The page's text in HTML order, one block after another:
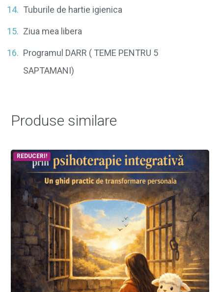
Tuburile de hartie igienica
Ziua mea libera
Programul DARR ( TEME PENTRU 5
SAPTAMANI)
Produse similare
REDUCERI!